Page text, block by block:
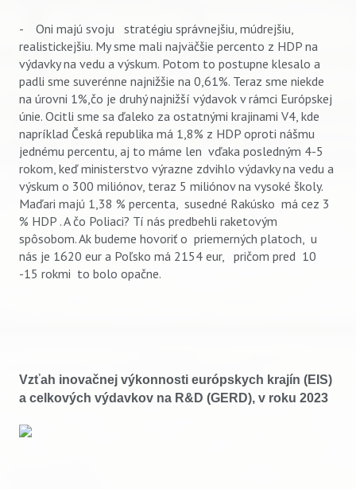
- Oni majú svoju stratégiu správnejšiu, múdrejšiu,
realistickejšiu. My sme mali najväčšie percento z HDP na
výdavky na vedu a výskum. Potom to postupne klesalo a
padli sme suverénne najnižšie na 0,61%. Teraz sme niekde
na úrovni 1%,čo je druhý najnižší výdavok v rámci Európskej
únie. Ocitli sme sa ďaleko za ostatnými krajinami V4, kde
napríklad Česká republika má 1,8% z HDP oproti nášmu
jednému percentu, aj to máme len vďaka posledným 4-5
rokom, keď ministerstvo výrazne zdvihlo výdavky na vedu a
výskum o 300 miliónov, teraz 5 miliónov na vysoké školy.
Maďari majú 1,38 % percenta, susedné Rakúsko má cez 3
% HDP . A čo Poliaci? Tí nás predbehli raketovým
spôsobom. Ak budeme hovoriť o priemerných platoch, u
nás je 1620 eur a Poľsko má 2154 eur, pričom pred 10
-15 rokmi to bolo opačne.
Vzťah inovačnej výkonnosti európskych krajín (EIS)
a celkových výdavkov na R&D (GERD), v roku 2023